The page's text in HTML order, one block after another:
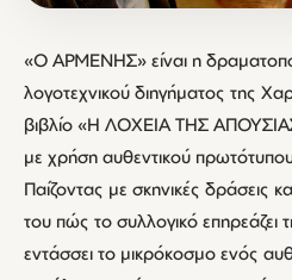
«O ΑΡΜΕΝΗΣ» είναι η
λογοτεχνικού διηγήματος της
βιβλίο «Η ΛΟΧΕΙΑ ΤΗΣ
με χρήση αυθεντικού
Παίζοντας με σκηνικές δράσεις
του πώς το συλλογικό επηρεάζει
εντάσσει το μικρόκοσμο ενός